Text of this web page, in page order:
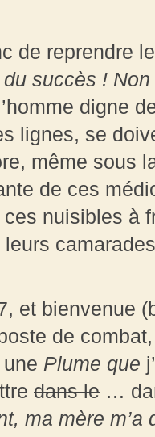
de reprendre
du succès !
digne
lignes, se
même sous
de ces
nuisibles à
et bienvenue
de
Plume que
dans le …
ma mère m’a